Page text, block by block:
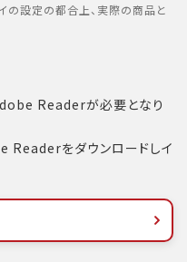
の設定の都合上、実際の商品と
Readerが必要となり
Readerをダウンロードしイ